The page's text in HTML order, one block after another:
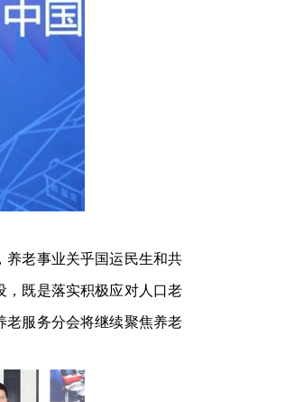
养老事业关乎国运民生和共
，既是落实积极应对人口老
老服务分会将继续聚焦养老